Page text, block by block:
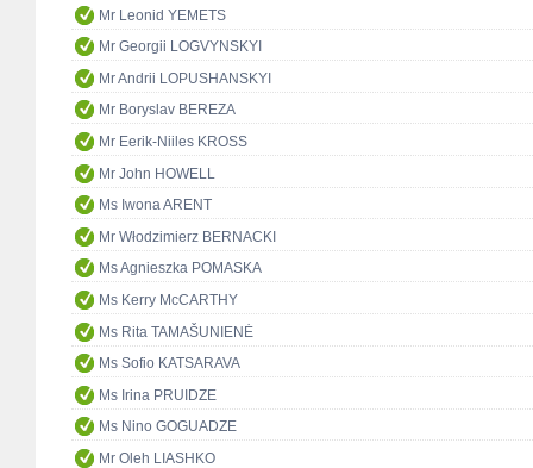
Mr Leonid YEMETS
Mr Georgii LOGVYNSKYI
Mr Andrii LOPUSHANSKYI
Mr Boryslav BEREZA
Mr Eerik-Niiles KROSS
Mr John HOWELL
Ms Iwona ARENT
Mr Włodzimierz BERNACKI
Ms Agnieszka POMASKA
Ms Kerry McCARTHY
Ms Rita TAMAŠUNIENĖ
Ms Sofio KATSARAVA
Ms Irina PRUIDZE
Ms Nino GOGUADZE
Mr Oleh LIASHKO